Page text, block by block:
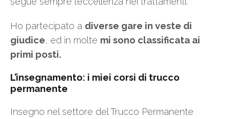
Ho partecipato a diverse gare in veste di
giudice, ed in molte mi sono classificata ai
primi posti.
L’insegnamento: i miei corsi di trucco
permanente
Insegno nel settore del Trucco Permanente